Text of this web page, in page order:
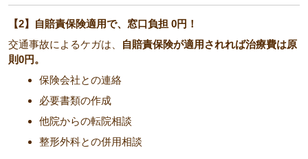
【2】自賠責保険適用で、窓口負担 0円！
交通事故によるケガは、
自賠責保険が適用されれば治療費は原
則0円。
保険会社との連絡
必要書類の作成
他院からの転院相談
整形外科との併用相談